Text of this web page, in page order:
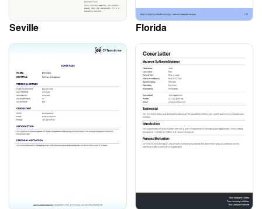
Seville Florida